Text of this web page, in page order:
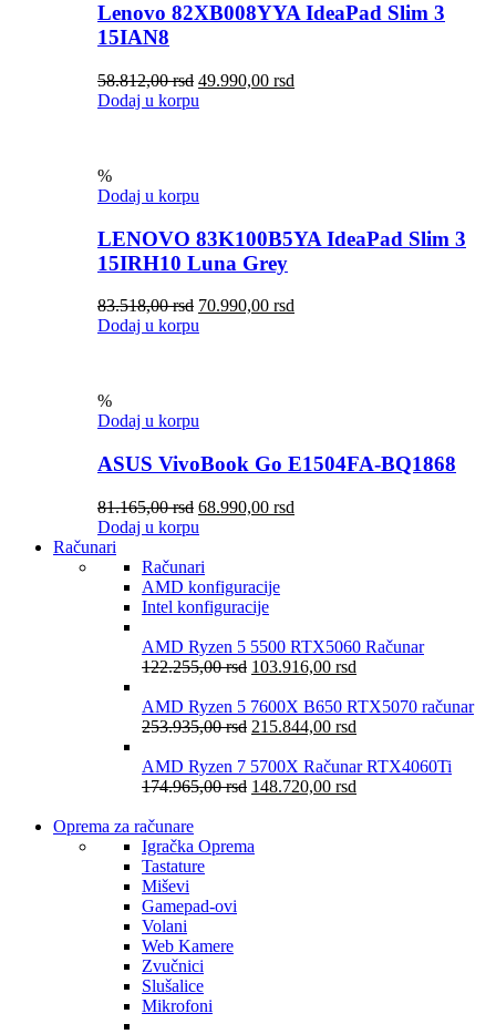
Lenovo 82XB008YYA IdeaPad Slim 3
15IAN8
58.812,00rsd 49.990,00 rsd
Dodaj u korpu
%
Dodaj u korpu
LENOVO 83K100B5YA IdeaPad Slim 3
15IRH10 Luna Grey
83.518,00rsd 70.990,00 rsd
Dodaj u korpu
%
Dodaj u korpu
ASUS VivoBook Go E1504FA-BQ1868
81.165,00rsd 68.990,00 rsd
Dodaj u korpu
Računari
Računari
AMD konfiguracije
Intel konfiguracije
AMD Ryzen 5 5500 RTX5060 Računar
122.255,00rsd 103.916,00 rsd
AMD Ryzen 5 7600X B650 RTX5070 računar
253.935,00rsd 215.844,00 rsd
AMD Ryzen 7 5700X Računar RTX4060Ti
174.965,00rsd 148.720,00 rsd
Oprema za računare
Igračka Oprema
Tastature
Miševi
Gamepad-ovi
Volani
Web Kamere
Zvučnici
Slušalice
Mikrofoni